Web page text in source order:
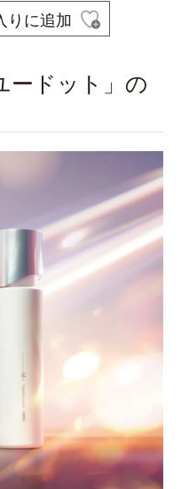
りに追加
ードット」の